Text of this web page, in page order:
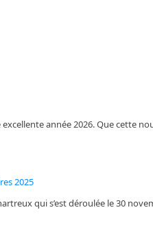
année 2026. Que cette
2025
qui s’est déroulée le 30